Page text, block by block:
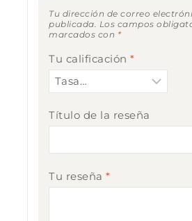
Tu dirección de correo
publicada. Los campos
marcados con *
Tu calificación *
Título de la reseña
Tu reseña *